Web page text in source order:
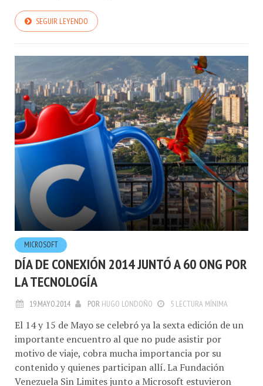
SEGUIR LEYENDO
MICROSOFT
DÍA DE CONEXIÓN 2014 JUNTÓ A 60 ONG POR
LA TECNOLOGÍA
19.MAYO.2014 POR HUGO LONDOÑO 5 LECTURA MÍNIMA
El 14 y 15 de Mayo se celebró ya la sexta edición de un
importante encuentro al que no pude asistir por
motivo de viaje, cobra mucha importancia por su
contenido y quienes participan allí. La Fundación
Venezuela Sin Limites junto a Microsoft estuvieron